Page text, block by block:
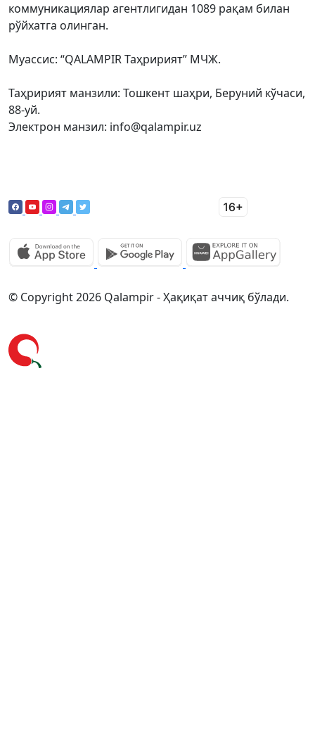
коммуникациялар агентлигидан 1089 рақам билан
рўйхатга олинган.
Муассис: “QALAMPIR Таҳририят” МЧЖ.
Таҳририят манзили: Тошкент шаҳри, Беруний кўчаси,
88-уй.
Электрон манзил: info@qalampir.uz
© Copyright 2026 Qalampir - Ҳақиқат аччиқ бўлади.